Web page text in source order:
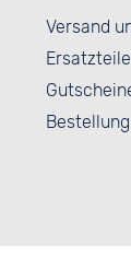
Versand
Ersatzteile